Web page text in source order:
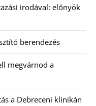
irodával: előnyök
berendezés
megvárnod a
a Debreceni klinikán